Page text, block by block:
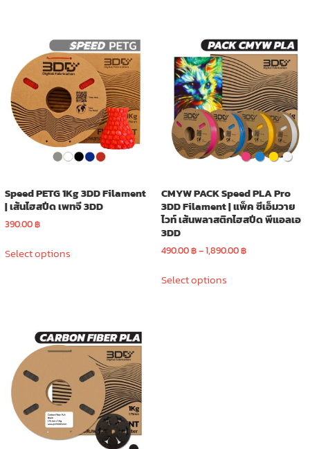
variants.
The
options
may
be
chosen
on
the
product
Speed PETG 1Kg 3DD Filament
| เส้นไฮสปีด เพทจี 3DD
390.00฿
Select optionsproduct
options
may
chosen
on
the
product
page
CMYW PACK Speed PLA Pro
3DD Filament | แพ็ค ซีเอ็มวาย
ไวท์ เส้นพลาสติกไฮสปีด พีแอลเอ
3DD
490.00฿–1,890.00฿Price
Select optionsproduct